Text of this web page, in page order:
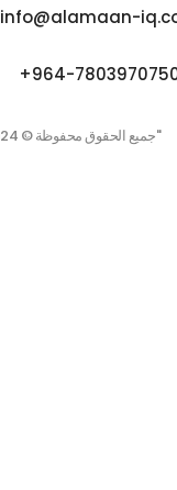
info@alamaan-
+964-
جميع الحقوق محفوظة © 2024 شركة الأمان المتحدة"